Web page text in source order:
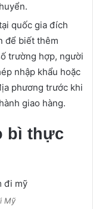
quốc gia đích
để biết thêm
trường hợp, người
nhập khẩu hoặc
phương trước khi
giao hàng.
bì thực
Mỹ